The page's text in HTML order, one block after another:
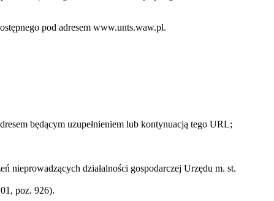
pod adresem www.unts.waw.pl.
będącym uzupełnieniem lub kontynuacją tego URL;
nieprowadzących działalności gospodarczej Urzędu m. st.
poz. 926).